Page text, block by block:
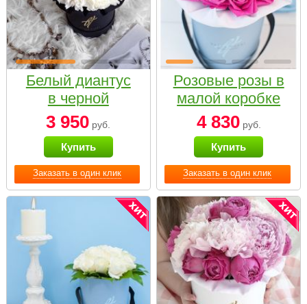
Заказать в один клик
Белый диантус
в черной
коробке Small
3 950 руб.
Купить
Заказать в один клик
Розовые розы в
малой коробке
4 830руб.
Купить